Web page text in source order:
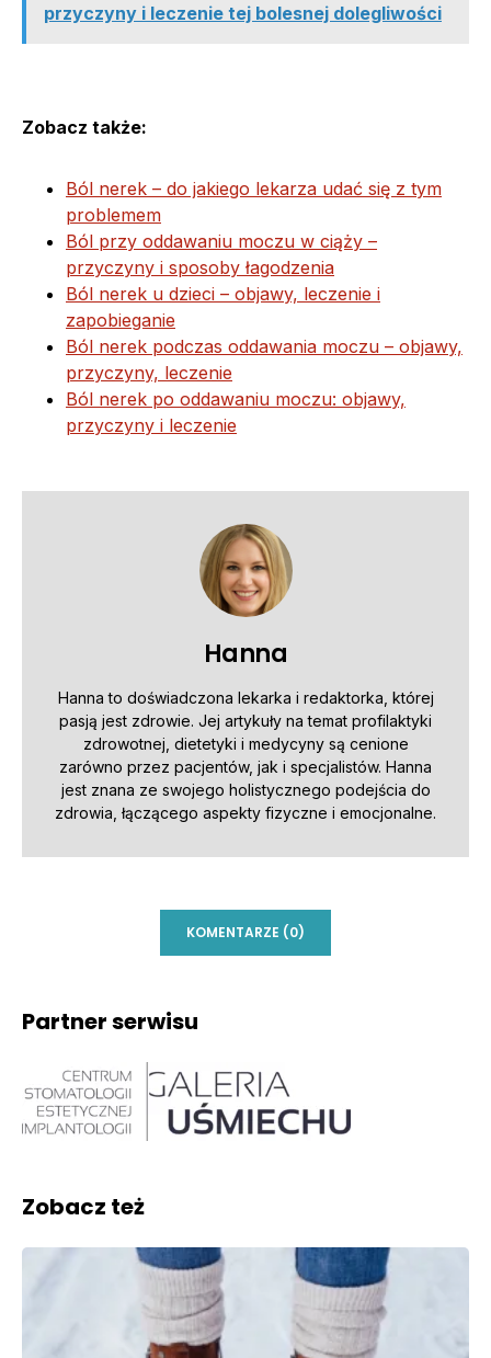
przyczyny i leczenie tej bolesnej dolegliwości
Zobacz także:
Ból nerek – do jakiego lekarza udać się z tym
problemem
Ból przy oddawaniu moczu w ciąży –
przyczyny i sposoby łagodzenia
Ból nerek u dzieci – objawy, leczenie i
zapobieganie
Ból nerek podczas oddawania moczu – objawy,
przyczyny, leczenie
Ból nerek po oddawaniu moczu: objawy,
przyczyny i leczenie
Hanna
Hanna to doświadczona lekarka i redaktorka, której
pasją jest zdrowie. Jej artykuły na temat profilaktyki
zdrowotnej, dietetyki i medycyny są cenione
zarówno przez pacjentów, jak i specjalistów. Hanna
jest znana ze swojego holistycznego podejścia do
zdrowia, łączącego aspekty fizyczne i emocjonalne.
KOMENTARZE (0)
Partner serwisu
Zobacz też